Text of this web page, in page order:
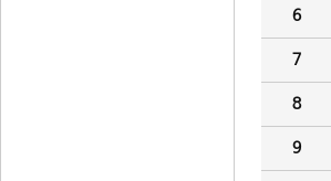
6
7
8
9